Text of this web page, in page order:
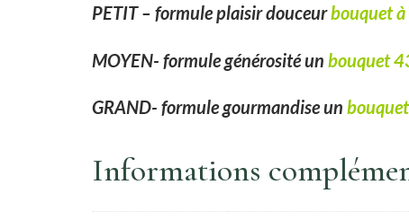
PETIT – formule plaisir douceurbouquet
MOYEN- formule générosité un bouquet
GRAND- formule gourmandise un
Informations